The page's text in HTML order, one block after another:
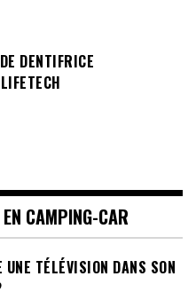
DENTIFRICE
CAMPING-CAR
UNE TÉLÉVISION DANS SON